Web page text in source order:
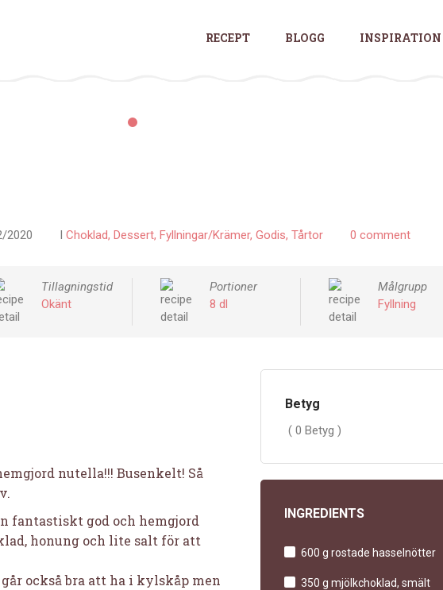
RECEPT BLOGG INSPIRATION
Receptdetaljer
2020 I Choklad Dessert Fyllningar/Krämer Godis Tårtor 0 comment
Tillagningstid
Okänt
Portioner
8 dl
Målgrupp
Fyllning
nutella!!! Busenkelt! Så
fantastiskt god och hemgjord
honung och lite salt för att
också bra att ha i kylskåp men
Betyg
( 0 Betyg )
INGREDIENTS
600 g rostade hasselnötter
350 g mjölkchoklad, smält